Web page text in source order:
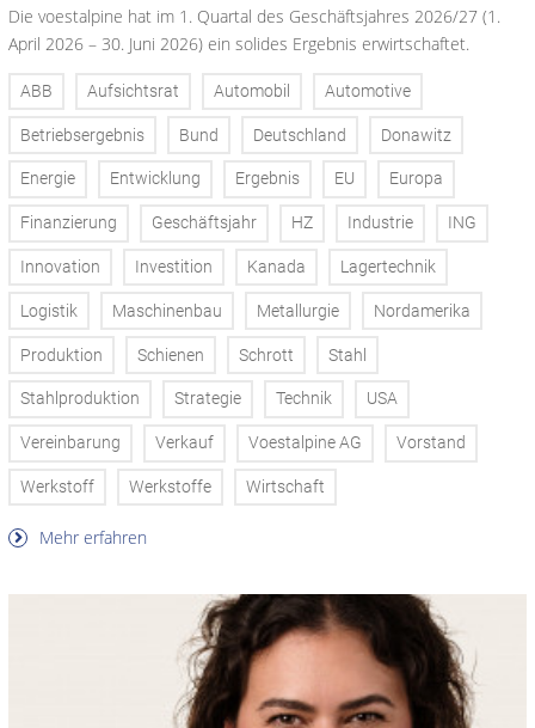
Die voestalpine hat im 1. Quartal des Geschäftsjahres 2026/27 (1.
April 2026 – 30. Juni 2026) ein solides Ergebnis erwirtschaftet.
ABB Aufsichtsrat Automobil Automotive
Betriebsergebnis Bund Deutschland Donawitz
Energie Entwicklung Ergebnis EU Europa
Finanzierung Geschäftsjahr HZ Industrie ING
Innovation Investition Kanada Lagertechnik
Logistik Maschinenbau Metallurgie Nordamerika
Produktion Schienen Schrott Stahl
Stahlproduktion Strategie Technik USA
Vereinbarung Verkauf Voestalpine AG Vorstand
Werkstoff Werkstoffe Wirtschaft
Mehr erfahren